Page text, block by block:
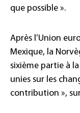
que possible ».
Après l’Union
Mexique, la
sixième partie à
unies sur les
contribution »,